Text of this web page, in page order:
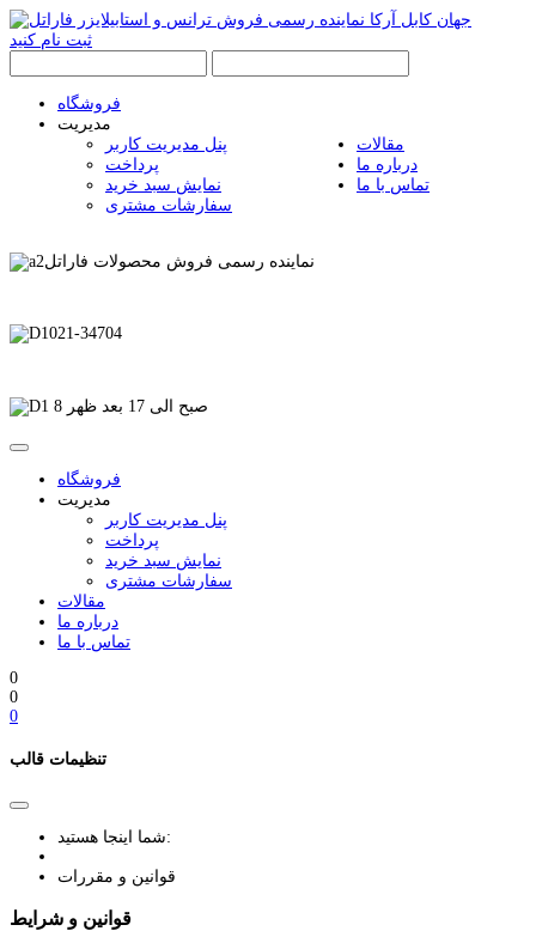
ثبت نام کنید
فروشگاه
مدیریت
پنل مدیریت کاربر
پرداخت
نمایش سبد خرید
سفارشات مشتری
مقالات
درباره ما
تماس با ما
نماینده رسمی فروش محصولات فاراتل
021-34704
8 صبح الی 17 بعد ظهر
فروشگاه
مدیریت
پنل مدیریت کاربر
پرداخت
نمایش سبد خرید
سفارشات مشتری
مقالات
درباره ما
تماس با ما
0
0
0
تنظیمات قالب
شما اینجا هستید:
قوانین و مقررات
قوانین و شرایط